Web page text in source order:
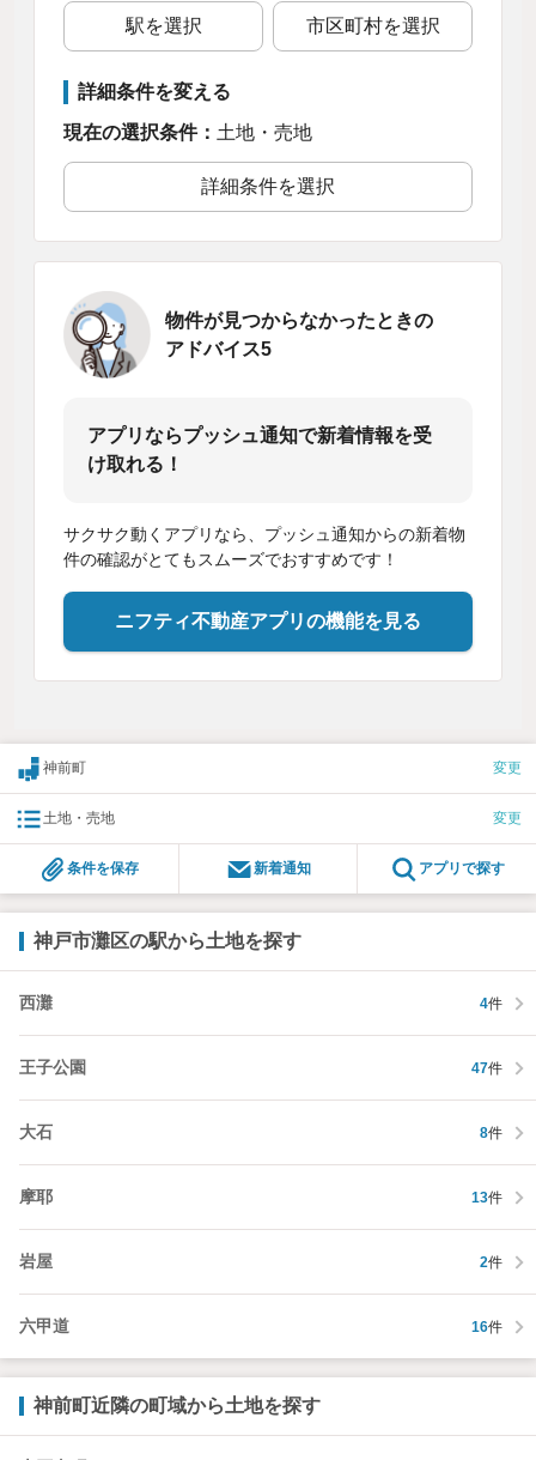
駅を選択 市区町村を選択
詳細条件を変える
現在の選択条件： 土地・売地
詳細条件を選択
物件が見つからなかったときの
アドバイス5
アプリならプッシュ通知で新着情報を受
け取れる！
サクサク動くアプリなら、プッシュ通知からの新着物
件の確認がとてもスムーズでおすすめです！
ニフティ不動産アプリの機能を見る
神前町 変更
土地・売地 変更
条件を保存 新着通知 アプリで探す
神戸市灘区の駅から土地を探す
西灘 4件
王子公園 47件
大石 8件
摩耶 13件
岩屋 2件
六甲道 16件
神前町近隣の町域から土地を探す